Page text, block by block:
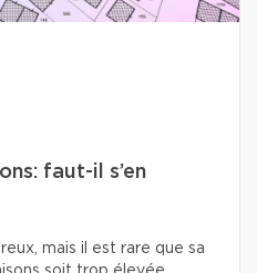
faut-il s’en
mais il est rare que sa